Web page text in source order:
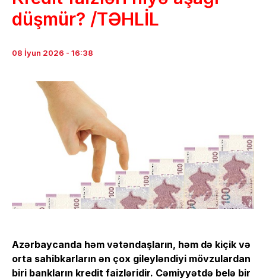
düşmür? /TƏHLİL
08 İyun 2026 - 16:38
Azərbaycanda həm vətəndaşların, həm də kiçik və
orta sahibkarların ən çox gileyləndiyi mövzulardan
biri bankların kredit faizləridir. Cəmiyyətdə belə bir